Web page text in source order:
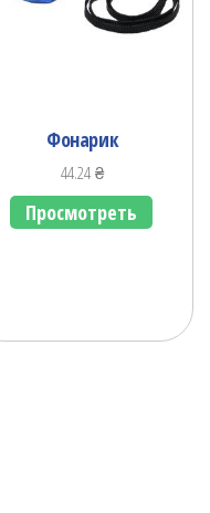
Фонарик
44.24₴
Просмотреть